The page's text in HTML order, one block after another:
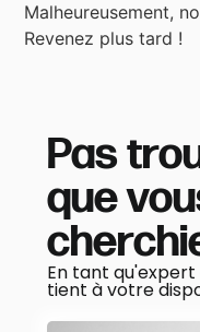
Malheureusement,
Revenez plus tard !
Pas
que
En tant qu'expert
tient à votre